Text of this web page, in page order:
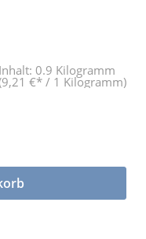
Inhalt: 0.9 Kilogramm
€* / 1 Kilogramm)